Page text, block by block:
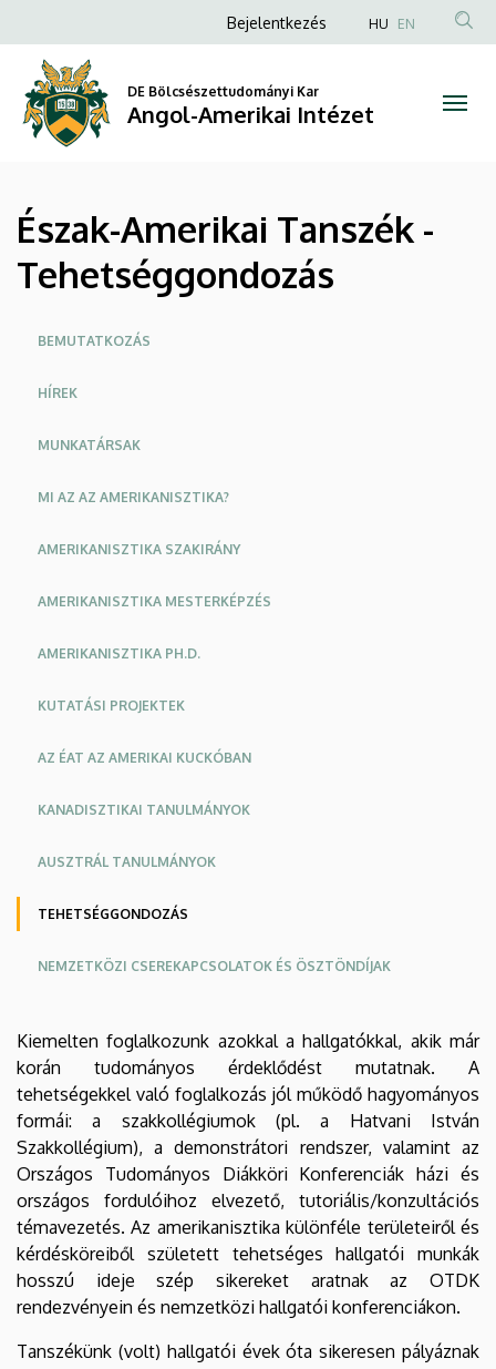
Amerikai
Tanszék
Tehetséggondozás
Angol-
Amerikai
Intézet
a
tartalomra
Anonim
fiók
menüje
Bejelentkezés HU EN
DE Bölcsészettudományi Kar
Angol-Amerikai Intézet
Észak-Amerikai Tanszék -
Tehetséggondozás
Oldalmenü
BEMUTATKOZÁS
HÍREK
MUNKATÁRSAK
MI AZ AZ AMERIKANISZTIKA?
AMERIKANISZTIKA SZAKIRÁNY
AMERIKANISZTIKA MESTERKÉPZÉS
AMERIKANISZTIKA PH.D.
KUTATÁSI PROJEKTEK
AZ ÉAT AZ AMERIKAI KUCKÓBAN
KANADISZTIKAI TANULMÁNYOK
AUSZTRÁL TANULMÁNYOK
TEHETSÉGGONDOZÁS
NEMZETKÖZI CSEREKAPCSOLATOK ÉS ÖSZTÖNDÍJAK
Kiemelten foglalkozunk azokkal a hallgatókkal, akik már
korán tudományos érdeklődést mutatnak. A
tehetségekkel való foglalkozás jól működő hagyományos
formái: a szakkollégiumok (pl. a Hatvani István
Szakkollégium), a demonstrátori rendszer, valamint az
Országos Tudományos Diákköri Konferenciák házi és
országos fordulóihoz elvezető, tutoriális/konzultációs
témavezetés. Az amerikanisztika különféle területeiről és
kérdésköreiből született tehetséges hallgatói munkák
hosszú ideje szép sikereket aratnak az OTDK
rendezvényein és nemzetközi hallgatói konferenciákon.
Tanszékünk (volt) hallgatói évek óta sikeresen pályáznak